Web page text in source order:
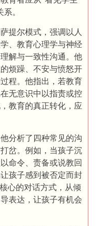
。
提尔模式，强调以人
、教育心理学与神经
解与一致性沟通。他
烦躁、不安与愤怒开
程。他指出，若教育
无意识中以指责或控
教育的真正转化，应
分析了四种常见的沟
岔。例如，当孩子沉
命令、责备或说教回
孩子感到被否定而封
心的对话方式，从倾
表达，让孩子有机会